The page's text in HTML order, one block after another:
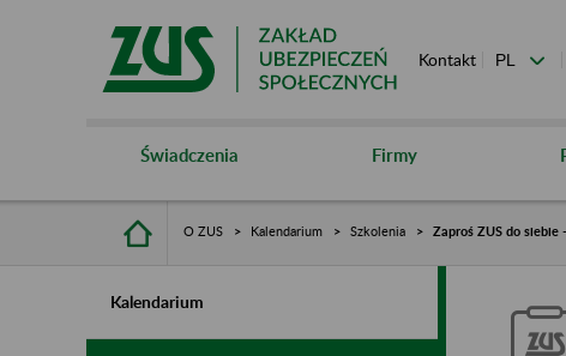
Kontakt
Świadczenia Firmy
O ZUS Kalendarium Szkolenia Zaproś ZUS do
Kalendarium